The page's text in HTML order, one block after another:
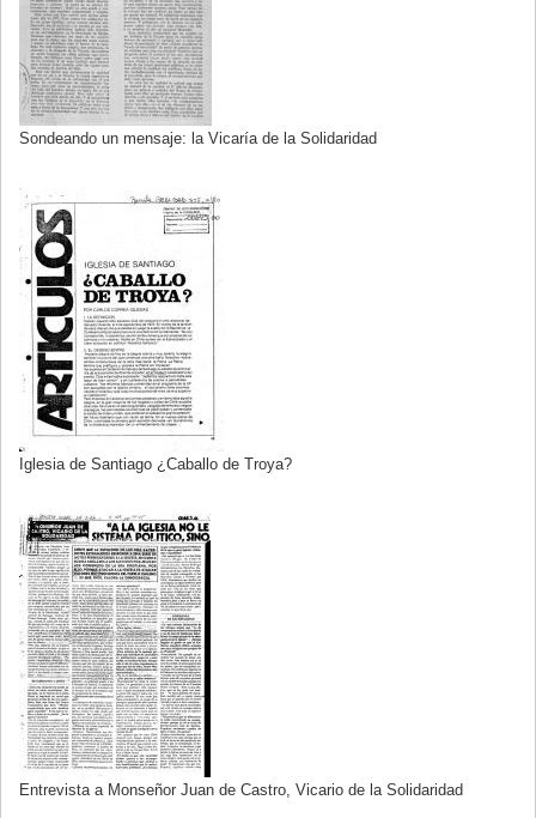
Sondeando un mensaje: la Vicaría de la Solidaridad
Iglesia de Santiago ¿Caballo de Troya?
Entrevista a Monseñor Juan de Castro, Vicario de la Solidaridad